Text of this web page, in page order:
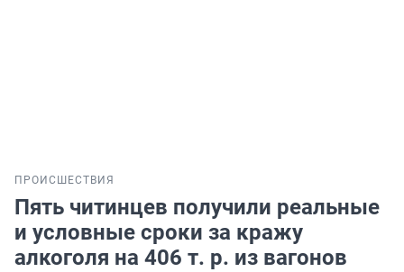
ПРОИСШЕСТВИЯ
Пять читинцев получили реальные
и условные сроки за кражу
алкоголя на 406 т. р. из вагонов